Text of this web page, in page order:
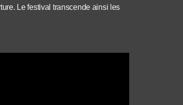
Le festival transcende ainsi les